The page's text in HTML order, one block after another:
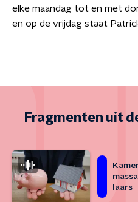
elke maandag tot en met
en op de vrijdag staat
Fragmenten uit
laars